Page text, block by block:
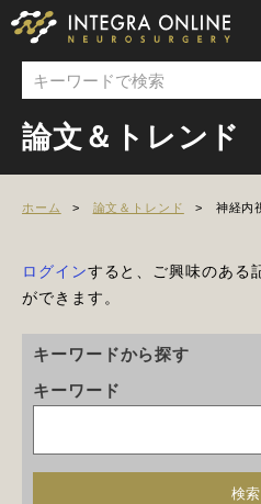
論文＆トレンド
ホーム 論文＆トレンド 神経内
ログインすると、ご興味のある
ができます。
キーワードから探す
キーワード
検索